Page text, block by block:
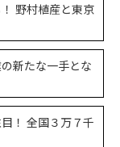
野村植産と東京
新たな一手とな
！ 全国３万７千